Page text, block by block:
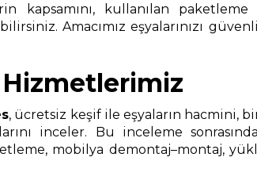
kapsamını, kullanılan paketleme
Amacımız eşyalarınızı
Hizmetlerimiz
, ücretsiz keşif ile eşyaların hacmini,
inceler. Bu inceleme
mobilya demontaj–montaj,